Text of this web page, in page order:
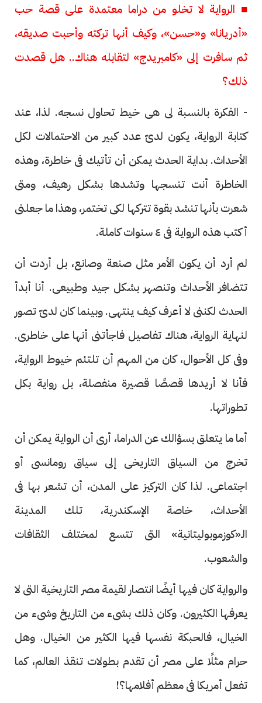
■ الرواية لا تخلو من دراما معتمدة على قصة حب
«أدريانا» و«حسن»، وكيف أنها تركته وأحبت صديقه،
ثم سافرت إلى «كامبريدج» لتقابله هناك.. هل قصدت
ذلك؟
- الفكرة بالنسبة لى هى خيط تحاول نسجه. لذا، عند
كتابة الرواية، يكون لدىّ عدد كبير من الاحتمالات لكل
الأحداث. بداية الحدث يمكن أن تأتيك فى خاطرة، وهذه
الخاطرة أنت تنسجها وتشدها بشكل رهيف، ومتى
شعرت بأنها تنشد بقوة تتركها لكى تختمر، وهذا ما جعلنى
أكتب هذه الرواية فى ٤ سنوات كاملة.
لم أرد أن يكون الأمر مثل صنعة وصانع، بل أردت أن
تتضافر الأحداث وتنصهر بشكل جيد وطبيعى. أنا أبدأ
الحدث لكننى لا أعرف كيف ينتهى. وبينما كان لدىّ تصور
لنهاية الرواية، هناك تفاصيل فاجأتنى أنها على خاطرى.
وفى كل الأحوال، كان من المهم أن تلتئم خيوط الرواية،
فأنا لا أريدها قصصًا قصيرة منفصلة، بل رواية بكل
تطوراتها.
أما ما يتعلق بسؤالك عن الدراما، أرى أن الرواية يمكن أن
تخرج من السياق التاريخى إلى سياق رومانسى أو
اجتماعى. لذا كان التركيز على المدن، أن تشعر بها فى
الأحداث، خاصة الإسكندرية، تلك المدينة
الـ«كوزموبوليتانية» التى تتسع لمختلف الثقافات
والشعوب.
والرواية كان فيها أيضًا انتصار لقيمة مصر التاريخية التى لا
يعرفها الكثيرون. وكان ذلك بشىء من التاريخ وشىء من
الخيال، فالحبكة نفسها فيها الكثير من الخيال. وهل
حرام مثلًا على مصر أن تقدم بطولات تنقذ العالم، كما
تفعل أمريكا فى معظم أفلامها؟!